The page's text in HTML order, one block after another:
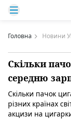
Головна Новини
Скільки
середню
Скільки пачок
різних країнах
акцизи на